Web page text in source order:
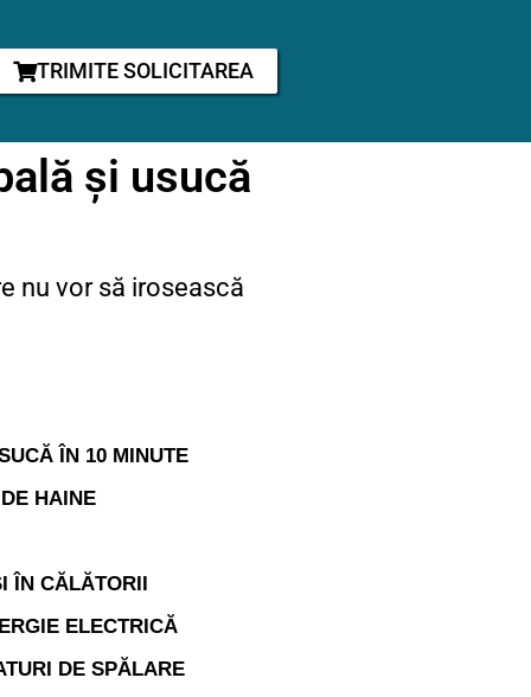
TRIMITE SOLICITAREA
și usucă
nu vor să irosească
ÎN 10 MINUTE
HAINE
ÎN CĂLĂTORII
ELECTRICĂ
DE SPĂLARE